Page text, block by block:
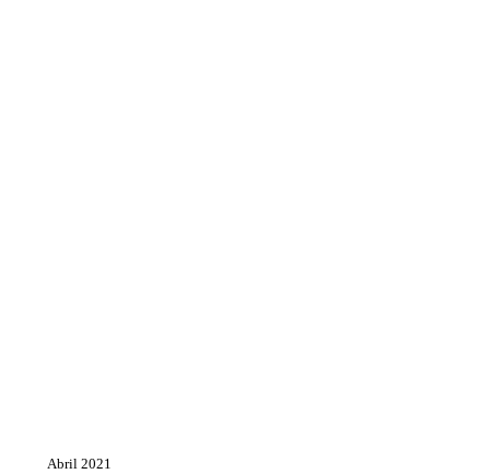
Abril 2021